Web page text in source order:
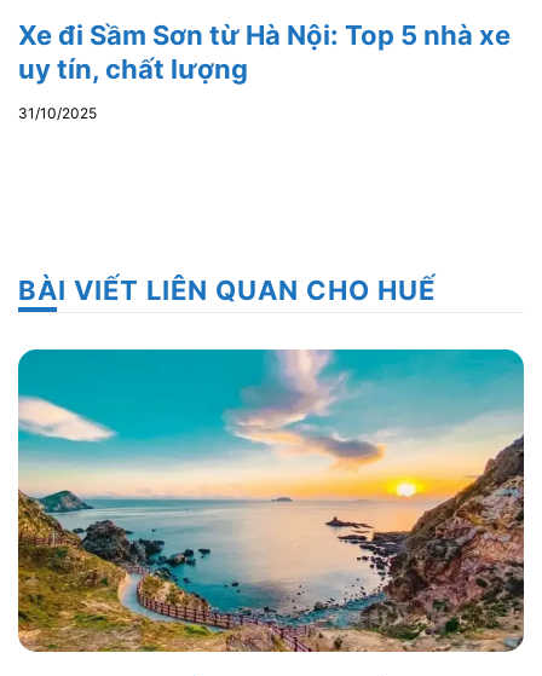
Xe đi Sầm Sơn từ Hà Nội: Top 5 nhà xe
uy tín, chất lượng
31/10/2025
BÀI VIẾT LIÊN QUAN CHO HUẾ